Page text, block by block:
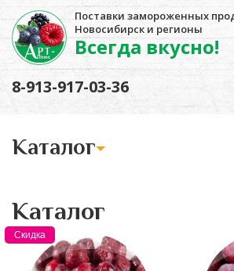
Поставки замороженных
Новосибирск и регионы
Всегда вкусно!
8-913-917-03-36
Kаталог
Kаталог